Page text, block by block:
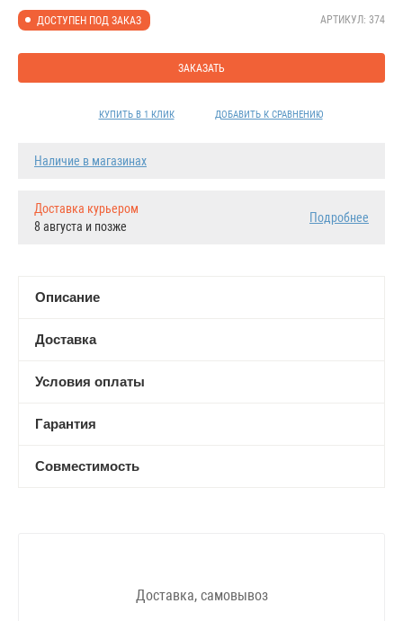
ДОСТУПЕН ПОД ЗАКАЗ АРТИКУЛ: 374
ЗАКАЗАТЬ
КУПИТЬ В 1 КЛИК ДОБАВИТЬ К СРАВНЕНИЮ
Наличие в магазинах
Доставка курьером
8 августа и позже
Подробнее
Описание
Доставка
Условия оплаты
Гарантия
Совместимость
Доставка, самовывоз